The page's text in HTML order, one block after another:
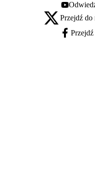
Youtube -
X - otwiera się w
Przejdź
Facebook -